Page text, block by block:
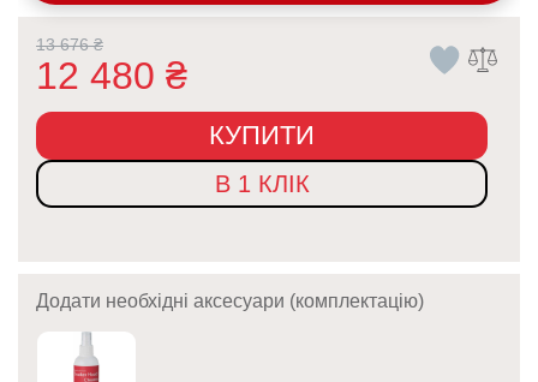
13 676₴
12 480 ₴
КУПИТИ
В 1 КЛІК
Додати необхідні аксесуари (комплектацію)